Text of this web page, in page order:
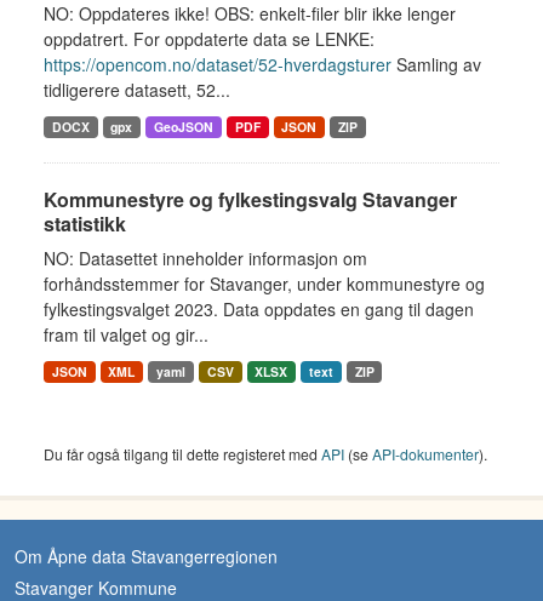
NO: Oppdateres ikke! OBS: enkelt-filer blir ikke lenger
oppdatrert. For oppdaterte data se LENKE:
https://opencom.no/dataset/52-hverdagsturer Samling av
tidligerere datasett, 52...
DOCX gpx GeoJSON PDF JSON ZIP
Kommunestyre og fylkestingsvalg Stavanger
statistikk
NO: Datasettet inneholder informasjon om
forhåndsstemmer for Stavanger, under kommunestyre og
fylkestingsvalget 2023. Data oppdates en gang til dagen
fram til valget og gir...
JSON XML yaml CSV XLSX text ZIP
Du får også tilgang til dette registeret med API (seAPI-dokumenter).
Om Åpne data Stavangerregionen
Stavanger Kommune